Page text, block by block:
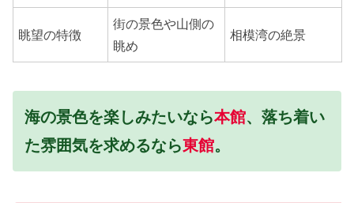
眺望の特徴
街の景色や山側の
眺め
相模湾の絶景
海の景色を楽しみたいなら本館、落ち着い
た雰囲気を求めるなら東館。